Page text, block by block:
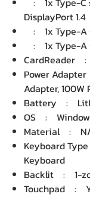
DisplayPort 1.4
: 1x Type-A
: 1x Type-A
CardReader
Power
Adapter, 100W
Battery :
OS : Windows
Material :
Keyboard
Keyboard
Backlit : 1-
Touchpad :